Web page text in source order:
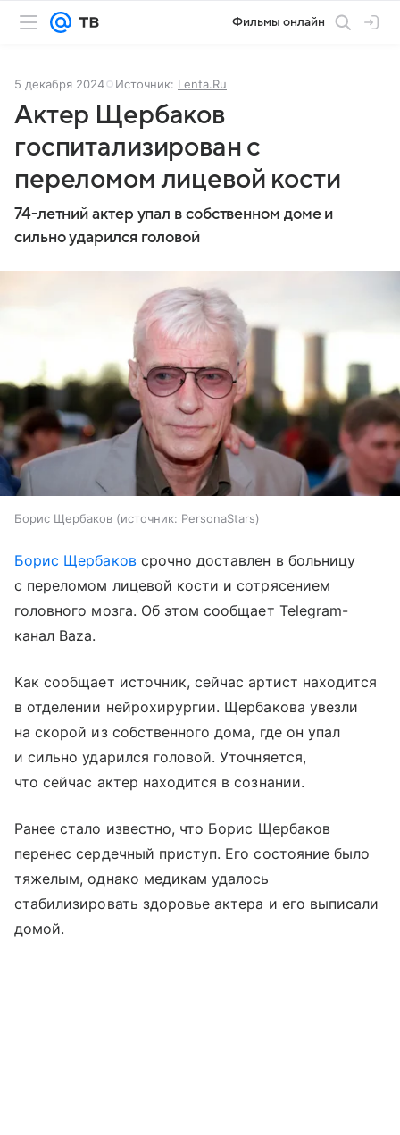
Фильмы онлайн
5 декабря 2024 Источник: Lenta.Ru
Актер Щербаков
госпитализирован с
переломом лицевой кости
74-летний актер упал в собственном доме и
сильно ударился головой
Борис Щербаков источник: PersonaStars
Борис Щербаковсрочно доставлен в больницу
с переломом лицевой кости и сотрясением
головного мозга. Об этом сообщает Telegram-
канал Baza.
Как сообщает источник, сейчас артист находится
в отделении нейрохирургии. Щербакова увезли
на скорой из собственного дома, где он упал
и сильно ударился головой. Уточняется,
что сейчас актер находится в сознании.
Ранее стало известно, что Борис Щербаков
перенес сердечный приступ. Его состояние было
тяжелым, однако медикам удалось
стабилизировать здоровье актера и его выписали
домой.